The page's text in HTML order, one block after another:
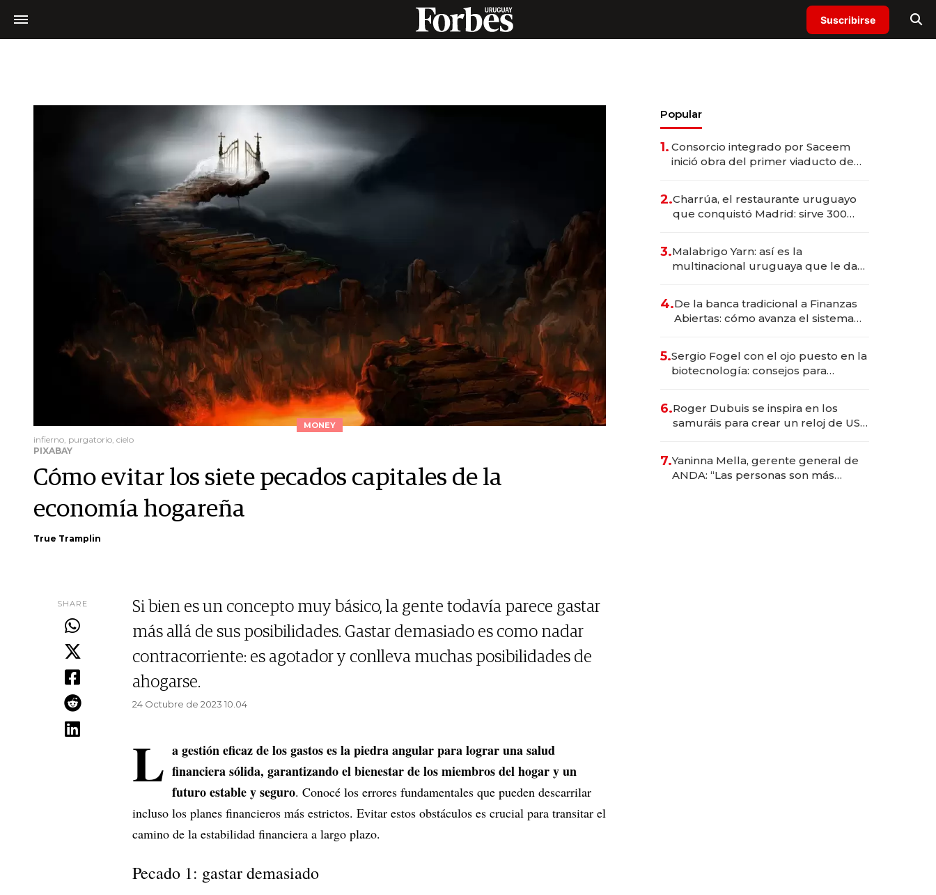
Suscribirse
MONEY
infierno, purgatorio, cielo
PIXABAY
Cómo evitar los siete pecados capitales de la
economía hogareña
True Tramplin
SHARE
Si bien es un concepto muy básico, la gente todavía parece gastar
más allá de sus posibilidades. Gastar demasiado es como nadar
contracorriente: es agotador y conlleva muchas posibilidades de
ahogarse.
24 Octubre de 2023 10.04
L a gestión eficaz de los gastos es la piedra angular para lograr una salud
financiera sólida, garantizando el bienestar de los miembros del hogar y un
futuro estable y seguro. Conocé los errores fundamentales que pueden descarrilar
incluso los planes financieros más estrictos. Evitar estos obstáculos es crucial para transitar el
camino de la estabilidad financiera a largo plazo.
Pecado 1: gastar demasiado
Popular
1. Consorcio integrado por Saceem
inició obra del primer viaducto de
millones
2.Charrúa, el restaurante uruguayo
que conquistó Madrid: sirve 300
prepara apertura
3.Malabrigo Yarn: así es la
multinacional uruguaya que le da
4.De la banca tradicional a Finanzas
Abiertas: cómo avanza el sistema
5.Sergio Fogel con el ojo puesto en la
biotecnología: consejos para
6.Roger Dubuis se inspira en los
samuráis para crear un reloj de US$
7.Yaninna Mella, gerente general de
ANDA: “Las personas son más